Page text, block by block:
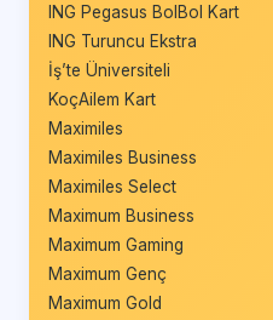
ING Pegasus BolBol Kart
ING Turuncu Ekstra
İş’te Üniversiteli
KoçAilem Kart
Maximiles
Maximiles Business
Maximiles Select
Maximum Business
Maximum Gaming
Maximum Genç
Maximum Gold